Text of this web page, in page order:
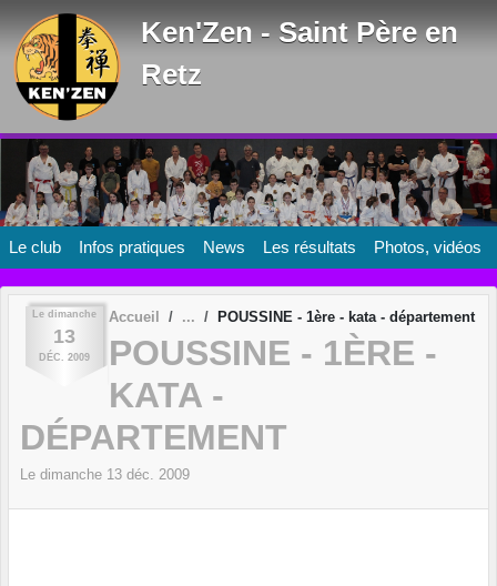
Ken'Zen - Saint Père en
Retz
Le club Infos pratiques News Les résultats Photos, vidéos
Le dimanche
13
DÉC. 2009
Accueil POUSSINE - 1ère - kata - département
POUSSINE - 1ÈRE -
KATA -
DÉPARTEMENT
Le dimanche 13 déc. 2009
Panneau de gestion des cookies